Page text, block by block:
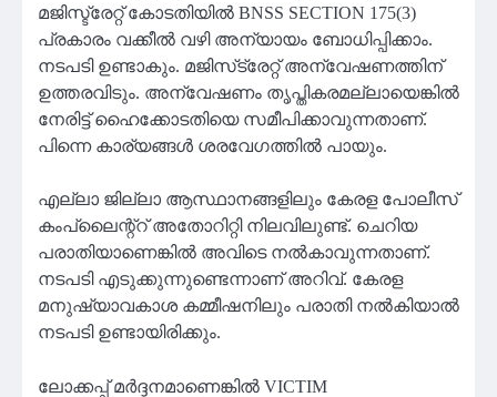
മജിസ്ട്രേറ്റ് കോടതിയിൽ BNSS SECTION 175(3)
പ്രകാരം വക്കീൽ വഴി അന്യായം ബോധിപ്പിക്കാം.
നടപടി ഉണ്ടാകും. മജിസ്‌ട്രേറ്റ് അന്വേഷണത്തിന്
ഉത്തരവിടും. അന്വേഷണം തൃപ്തികരമല്ലായെങ്കിൽ
നേരിട്ട് ഹൈക്കോടതിയെ സമീപിക്കാവുന്നതാണ്.
പിന്നെ കാര്യങ്ങൾ ശരവേഗത്തിൽ പായും.
എല്ലാ ജില്ലാ ആസ്ഥാനങ്ങളിലും കേരള പോലീസ്
കംപ്ലൈന്റ്റ് അതോറിറ്റി നിലവിലുണ്ട്. ചെറിയ
പരാതിയാണെങ്കിൽ അവിടെ നൽകാവുന്നതാണ്.
നടപടി എടുക്കുന്നുണ്ടെന്നാണ് അറിവ്. കേരള
മനുഷ്യാവകാശ കമ്മീഷനിലും പരാതി നൽകിയാൽ
നടപടി ഉണ്ടായിരിക്കും.
ലോക്കപ്പ് മർദ്ദനമാണെങ്കിൽ VICTIM